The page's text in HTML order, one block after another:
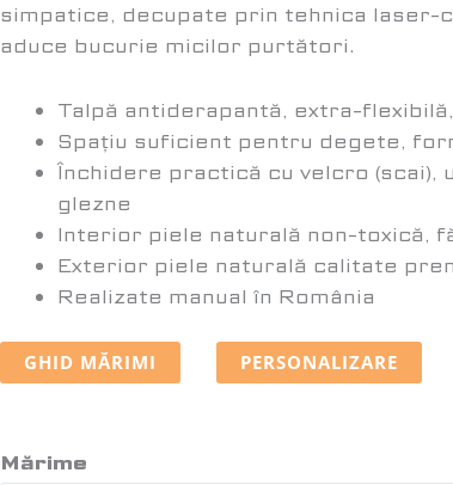
simpatice, decupate prin tehnica laser-
aduce bucurie micilor purtători.
Talpă antiderapantă, extra-
Spațiu suficient pentru degete,
Închidere practică cu velcro (scai),
glezne
Interior piele naturală non-toxică,
Exterior piele naturală calitate
Realizate manual în România
GHID MĂRIMI PERSONALIZARE
Mărime